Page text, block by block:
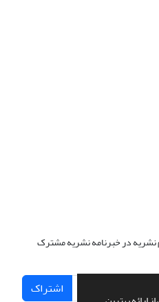
نشریه در خبرنامه نشریه مشترک
اشتراک